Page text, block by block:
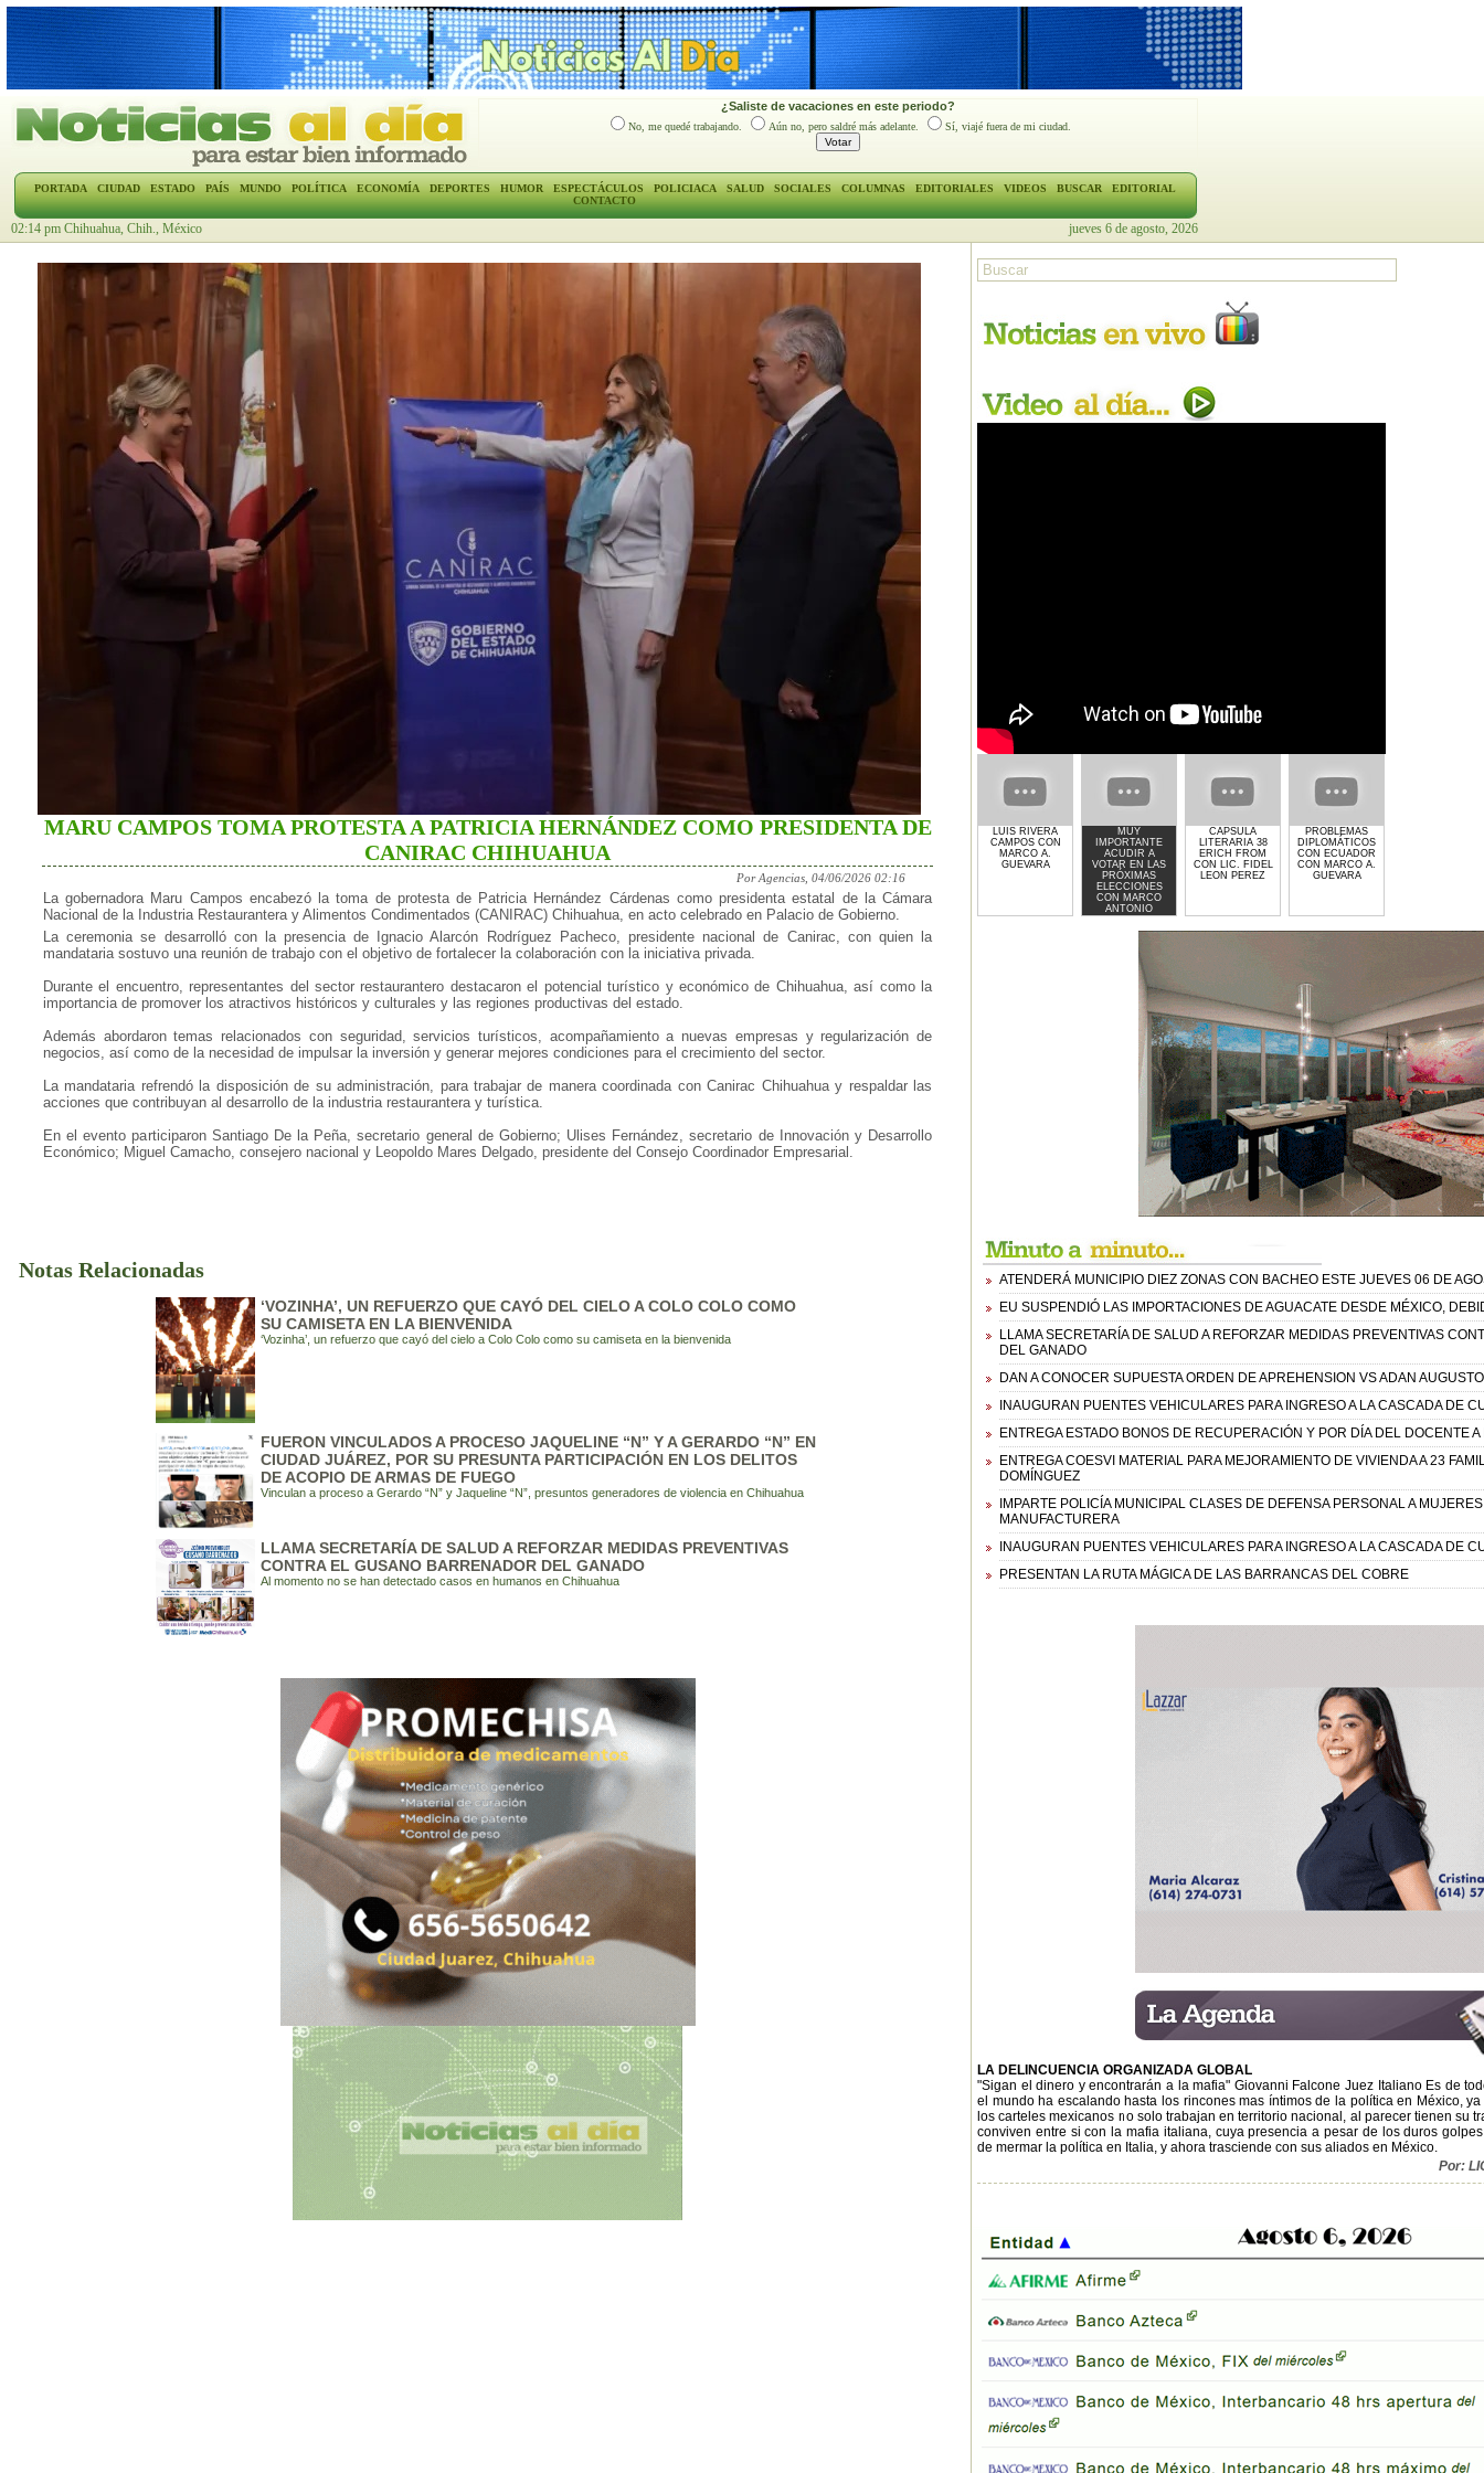
¿Saliste de vacaciones en este periodo?
No, me quedé trabajando. Aún no, pero saldré más adelante. Sí, viajé fuera de mi ciudad.
PORTADA CIUDAD ESTADO PAÍS MUNDO POLÍTICA ECONOMÍA DEPORTES HUMOR ESPECTÁCULOS POLICIACA SALUD SOCIALES COLUMNAS EDITORIALES VIDEOS BUSCAR
EDITORIAL
CONTACTO
02:14 pm Chihuahua, Chih., México jueves 6 de agosto, 2026
MARU CAMPOS TOMA PROTESTA A PATRICIA HERNÁNDEZ COMO PRESIDENTA DE
CANIRAC CHIHUAHUA
Por Agencias, 04/06/2026 02:16
La gobernadora Maru Campos encabezó la toma de protesta de Patricia Hernández Cárdenas como presidenta estatal de la Cámara
Nacional de la Industria Restaurantera y Alimentos Condimentados (CANIRAC) Chihuahua, en acto celebrado en Palacio de Gobierno.
La ceremonia se desarrolló con la presencia de Ignacio Alarcón Rodríguez Pacheco, presidente nacional de Canirac, con quien la
mandataria sostuvo una reunión de trabajo con el objetivo de fortalecer la colaboración con la iniciativa privada.
Durante el encuentro, representantes del sector restaurantero destacaron el potencial turístico y económico de Chihuahua, así como la
importancia de promover los atractivos históricos y culturales y las regiones productivas del estado.
Además abordaron temas relacionados con seguridad, servicios turísticos, acompañamiento a nuevas empresas y regularización de
negocios, así como de la necesidad de impulsar la inversión y generar mejores condiciones para el crecimiento del sector.
La mandataria refrendó la disposición de su administración, para trabajar de manera coordinada con Canirac Chihuahua y respaldar las
acciones que contribuyan al desarrollo de la industria restaurantera y turística.
En el evento participaron Santiago De la Peña, secretario general de Gobierno; Ulises Fernández, secretario de Innovación y Desarrollo
Económico; Miguel Camacho, consejero nacional y Leopoldo Mares Delgado, presidente del Consejo Coordinador Empresarial.
Notas Relacionadas
‘VOZINHA’, UN REFUERZO QUE CAYÓ DEL CIELO A COLO COLO COMO
SU CAMISETA EN LA BIENVENIDA
‘Vozinha’, un refuerzo que cayó del cielo a Colo Colo como su camiseta en la bienvenida
FUERON VINCULADOS A PROCESO JAQUELINE “N” Y A GERARDO “N” EN
CIUDAD JUÁREZ, POR SU PRESUNTA PARTICIPACIÓN EN LOS DELITOS
DE ACOPIO DE ARMAS DE FUEGO
Vinculan a proceso a Gerardo “N” y Jaqueline “N”, presuntos generadores de violencia en Chihuahua
LLAMA SECRETARÍA DE SALUD A REFORZAR MEDIDAS PREVENTIVAS
CONTRA EL GUSANO BARRENADOR DEL GANADO
Al momento no se han detectado casos en humanos en Chihuahua
LUIS RIVERA
CAMPOS CON
MARCO A.
GUEVARA
MUY
IMPORTANTE
ACUDIR A
VOTAR EN LAS
PRÓXIMAS
ELECCIONES
CON MARCO
ANTONIO
GUEVARA
CAPSULA
LITERARIA 38
ERICH FROM
CON LIC. FIDEL
LEON PEREZ
PROBLEMAS
DIPLOMÁTICOS
CON ECUADOR
CON MARCO A.
GUEVARA
ATENDERÁ MUNICIPIO DIEZ ZONAS CON BACHEO ESTE JUEVES 06 DE
EU SUSPENDIÓ LAS IMPORTACIONES DE AGUACATE DESDE MÉXICO,
LLAMA SECRETARÍA DE SALUD A REFORZAR MEDIDAS PREVENTIVAS
DEL GANADO
DAN A CONOCER SUPUESTA ORDEN DE APREHENSION VS ADAN
INAUGURAN PUENTES VEHICULARES PARA INGRESO A LA CASCADA DE
ENTREGA ESTADO BONOS DE RECUPERACIÓN Y POR DÍA DEL DOCENTE
ENTREGA COESVI MATERIAL PARA MEJORAMIENTO DE VIVIENDA A 23
DOMÍNGUEZ
IMPARTE POLICÍA MUNICIPAL CLASES DE DEFENSA PERSONAL A
MANUFACTURERA
INAUGURAN PUENTES VEHICULARES PARA INGRESO A LA CASCADA DE
PRESENTAN LA RUTA MÁGICA DE LAS BARRANCAS DEL COBRE
LA DELINCUENCIA ORGANIZADA GLOBAL
"Sigan el dinero y encontrarán a la mafia" Giovanni Falcone Juez Italiano Es de
el mundo ha escalando hasta los rincones mas íntimos de la política en México,
los carteles mexicanos no solo trabajan en territorio nacional, al parecer tienen su
conviven entre si con la mafia italiana, cuya presencia a pesar de los duros
de mermar la política en Italia, y ahora trasciende con sus aliados en México.
Por: